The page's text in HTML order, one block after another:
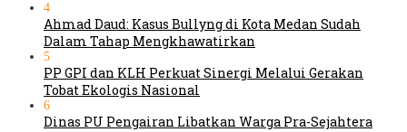
4
Ahmad Daud: Kasus Bullyng di Kota Medan Sudah
Dalam Tahap Mengkhawatirkan
5
PP GPI dan KLH Perkuat Sinergi Melalui Gerakan
Tobat Ekologis Nasional
6
Dinas PU Pengairan Libatkan Warga Pra-Sejahtera